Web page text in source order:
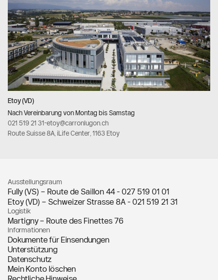
Etoy (VD)
Nach Vereinbarung von Montag bis Samstag
021 519 21 31-etoy@carronlugon.ch
Route Suisse 8A, iLife Center, 1163 Etoy
Ausstellungsraum
Fully (VS) – Route de Saillon 44 - 027 519 01 01
Etoy (VD) – Schweizer Strasse 8A - 021 519 21 31
Logistik
Martigny – Route des Finettes 76
Informationen
Dokumente für Einsendungen
Unterstützung
Datenschutz
Mein Konto löschen